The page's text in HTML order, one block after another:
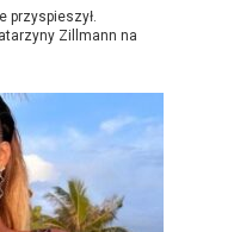
przyspieszył.
Zillmann na